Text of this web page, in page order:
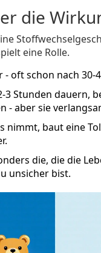
die
eine Rolle.
oft schon nach 30-
3 Stunden dauern,
- aber sie
nimmt, baut eine
die, die die
unsicher bist.